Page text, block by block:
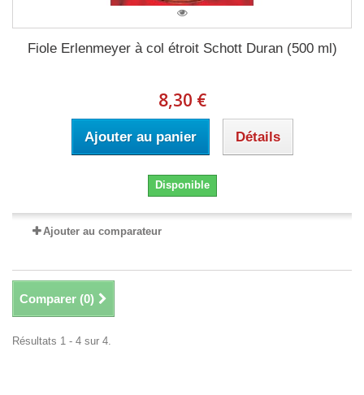
Fiole Erlenmeyer à col étroit Schott Duran (500 ml)
8,30 €
Ajouter au panier Détails
Disponible
Ajouter au comparateur
Comparer (0)
Résultats 1 - 4 sur 4.